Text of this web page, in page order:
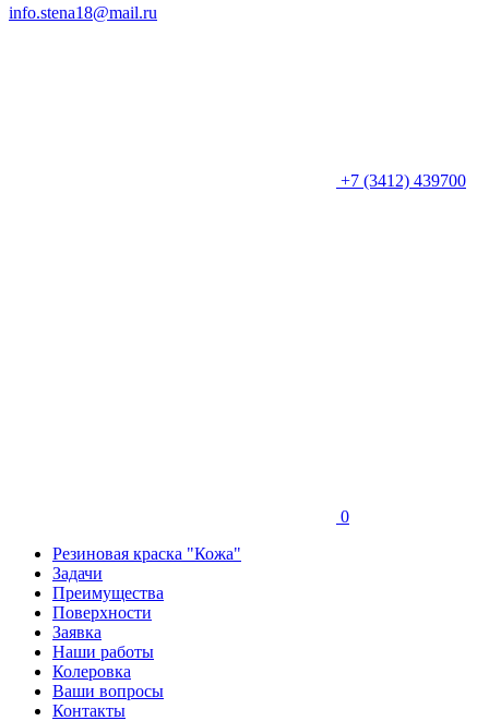
info.stena18@mail.ru
+7 (3412) 439700
0
Резиновая краска "Кожа"
Задачи
Преимущества
Поверхности
Заявка
Наши работы
Колеровка
Ваши вопросы
Контакты